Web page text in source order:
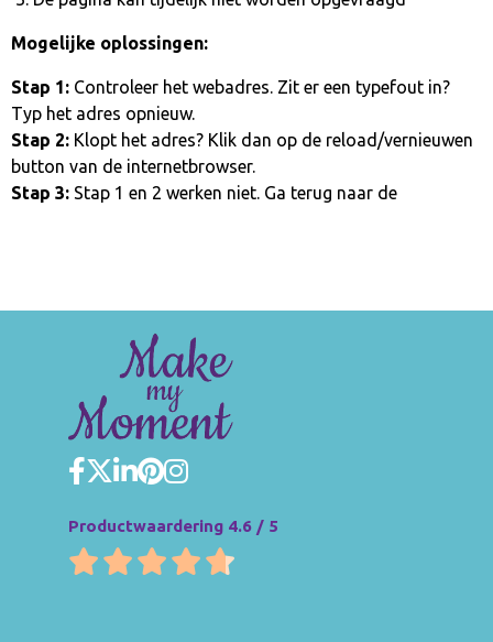
Mogelijke oplossingen:
Stap 1: Controleer het webadres. Zit er een typefout in?
Typ het adres opnieuw.
Stap 2: Klopt het adres? Klik dan op de reload/vernieuwen
button van de internetbrowser.
Stap 3: Stap 1 en 2 werken niet. Ga terug naar de
Productwaardering 4.6 / 5